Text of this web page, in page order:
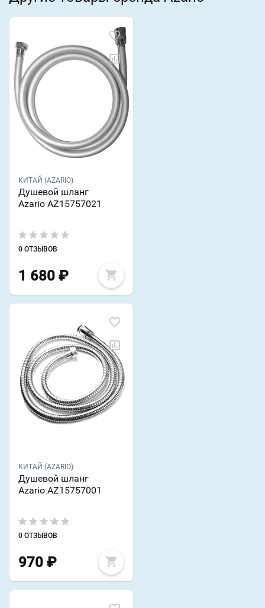
КИТАЙ (AZARIO)
Душевой шланг
Azario AZ15757021
0 ОТЗЫВОВ
1 680 ₽
КИТАЙ (AZARIO)
Душевой шланг
Azario AZ15757001
0 ОТЗЫВОВ
970 ₽